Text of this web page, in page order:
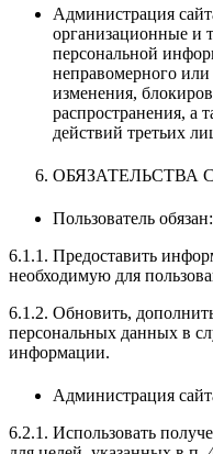
Администрация
организационные и
персональной
неправомерного
изменения,
распространения, а
действий третьих
ОБЯЗАТЕЛЬСТВА
Пользователь обязан:
6.1.1. Предоставить
необходимую для
6.1.2. Обновить,
персональных данных в
информации.
Администрация
6.2.1. Использовать